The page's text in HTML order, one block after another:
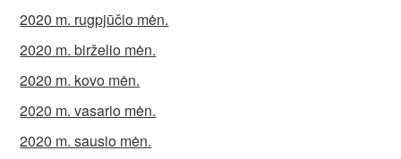
2020 m. rugpjūčio mėn.
2020 m. birželio mėn.
2020 m. kovo mėn.
2020 m. vasario mėn.
2020 m. sausio mėn.